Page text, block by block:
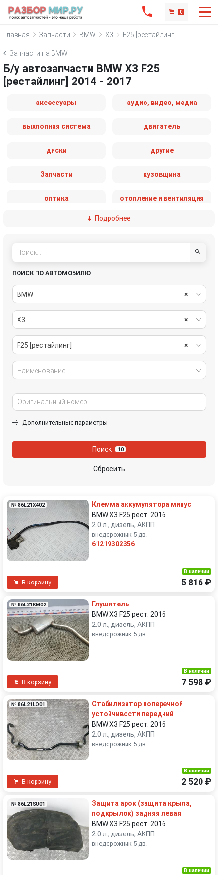
0
Главная Запчасти BMW X3 F25 [рестайлинг]
Запчасти на BMW
Б/у автозапчасти BMW X3 F25
[рестайлинг] 2014 - 2017
аксессуары аудио, видео, медиа
выхлопная система двигатель
диски другие
Запчасти кузовщина
оптика отопление и вентиляция
пассивная безопасность
система охлаждения
стеклоочистители
топливная система тормозная система
трансмиссия
Подробнее
ПОИСК ПО АВТОМОБИЛЮ
×
BMW
×
X3
×
F25 [рестайлинг]
Наименование
Дополнительные параметры
Поиск 10
Сбросить
№ 86L21X402
Клемма аккумулятора минус
BMW X3 F25 рест. 2016
2.0 л., дизель, АКПП
внедорожник 5 дв.
61219302356
В корзину
В наличии
5 816 ₽
№ 86L21KM02
Глушитель
BMW X3 F25 рест. 2016
2.0 л., дизель, АКПП
внедорожник 5 дв.
В корзину
В наличии
7 598 ₽
№ 86L21LO01
Стабилизатор поперечной
устойчивости передний
BMW X3 F25 рест. 2016
2.0 л., дизель, АКПП
внедорожник 5 дв.
В корзину
В наличии
2 520 ₽
№ 86L21SU01
Защита арок (защита крыла,
подкрылок) задняя левая
BMW X3 F25 рест. 2016
2.0 л., дизель, АКПП
внедорожник 5 дв.
В наличии